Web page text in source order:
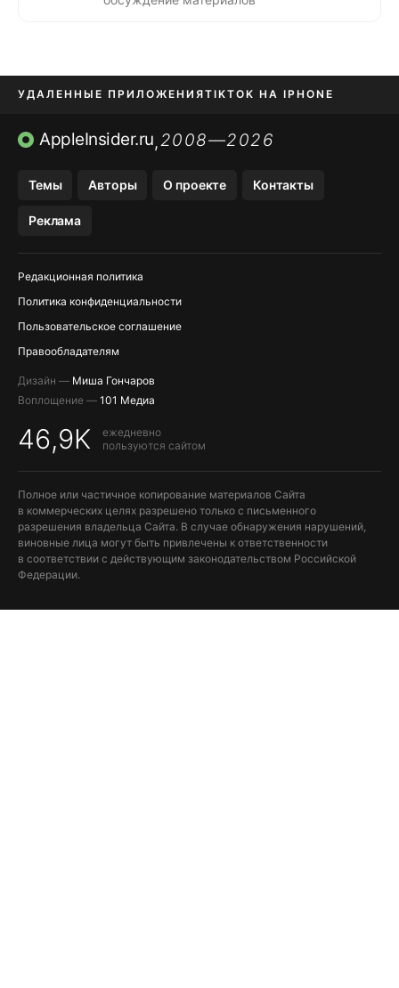
УДАЛЕННЫЕ ПРИЛОЖЕНИЯTIKTOK НА IPHONE
ПРИЛОЖЕНИЯ БЕЗ APP STORE
AppleInsider.ru,2008—2026
Темы Авторы О проекте Контакты
Реклама
Редакционная политика
Политика конфиденциальности
Пользовательское соглашение
Правообладателям
Дизайн — Миша Гончаров
Воплощение — 101 Медиа
46,9K
ежедневно
пользуются сайтом
Полное или частичное копирование материалов Сайта
в коммерческих целях разрешено только с письменного
разрешения владельца Сайта. В случае обнаружения нарушений,
виновные лица могут быть привлечены к ответственности
в соответствии с действующим законодательством Российской
Федерации.